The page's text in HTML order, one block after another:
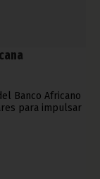
Banco Africano
para impulsar